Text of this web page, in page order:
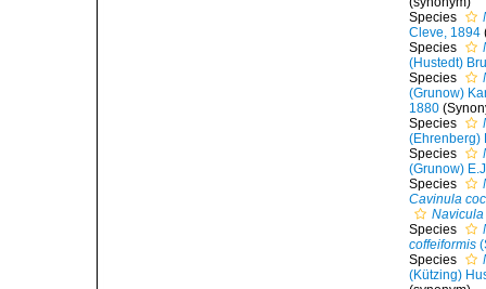
Species
Cleve, 1894
Species
(Hustedt)
Species
(Grunow)
1880
Species
(Ehrenberg)
Species
(Grunow)
Species
Cavinula
Species
coffeiformis
Species
(Kützing)